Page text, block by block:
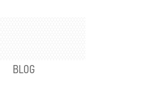
BLOG